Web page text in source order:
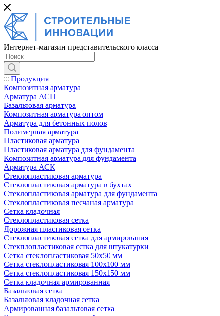
Интернет-магазин представительского класса
Продукция
Композитная арматура
Арматура АСП
Базальтовая арматура
Композитная арматура оптом
Арматура для бетонных полов
Полимерная арматура
Пластиковая арматура
Пластиковая арматура для фундамента
Композитная арматура для фундамента
Арматура АСК
Cтеклопластиковая арматура
Стеклопластиковая арматура в бухтах
Стеклопластиковая арматура для фундамента
Стеклопластиковая песчаная арматура
Сетка кладочная
Стеклопластиковая сетка
Дорожная пластиковая сетка
Стеклопластиковая сетка для армирования
Стекплопластиковая сетка для штукатурки
Сетка стеклопластиковая 50x50 мм
Сетка стеклопластиковая 100x100 мм
Сетка стеклопластиковая 150x150 мм
Сетка кладочная армированная
Базальтовая сетка
Базальтовая кладочная сетка
Армированная базальтовая сетка